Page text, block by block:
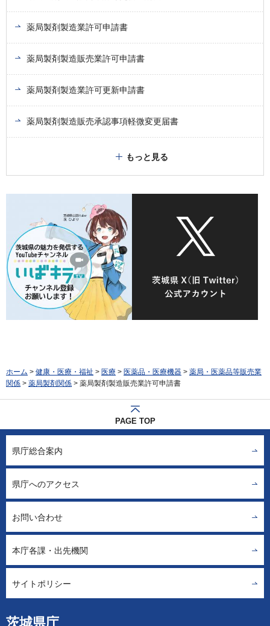
薬局製剤製造業許可申請書
薬局製剤製造販売業許可申請書
薬局製剤製造業許可更新申請書
薬局製剤製造販売承認事項軽微変更届書
もっと見る
ホーム > 健康・医療・福祉 > 医療 > 医薬品・医療機器 > 薬局・医薬品等販売業
関係 > 薬局製剤関係 > 薬局製剤製造販売業許可申請書
PAGE TOP
茨城県庁
県庁総合案内
県庁へのアクセス
お問い合わせ
本庁各課・出先機関
サイトポリシー